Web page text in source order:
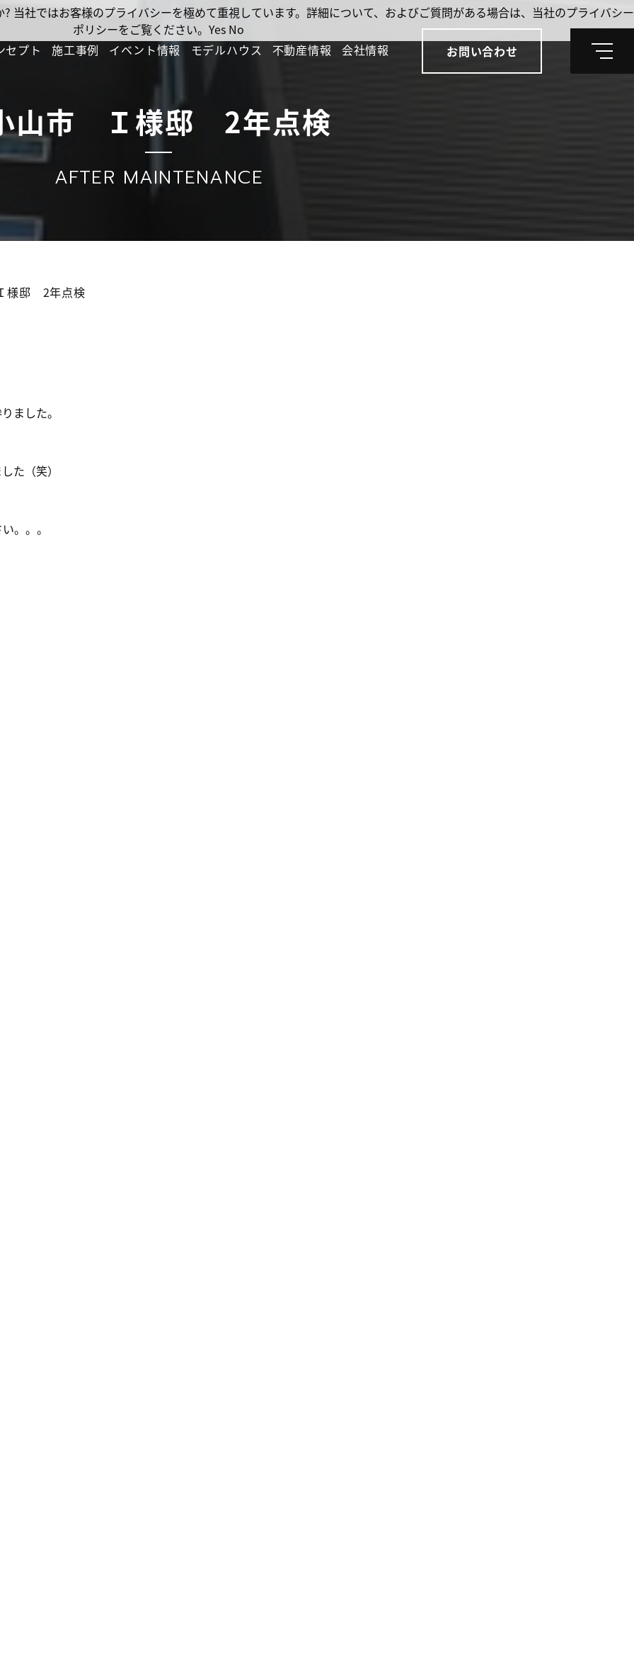
セプト 施工事例 イベント情報 モデルハウス 不動産情報 会社情報 お問い合わせ
メ
山市 Ｉ様邸 2年点検
AFTER MAINTENANCE
様邸 2年点検
ました。
た（笑）
。。。
当社ではお客様のプライバシーを極めて重視しています。詳細について、およびご質問がある場合は、当社のプライバシー
ポリシーをご覧ください。 Yes No